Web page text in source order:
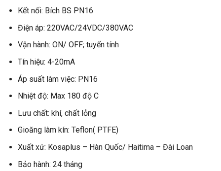
Kết nối: Bích BS PN16
Điện áp: 220VAC/24VDC/380VAC
Vận hành: ON/ OFF; tuyến tính
Tín hiệu: 4-20mA
Áp suất làm việc: PN16
Nhiệt độ: Max 180 độ C
Lưu chất: khí, chất lỏng
Gioăng làm kín: Teflon( PTFE)
Xuất xứ: Kosaplus – Hàn Quốc/ Haitima – Đài Loan
Bảo hành: 24 tháng